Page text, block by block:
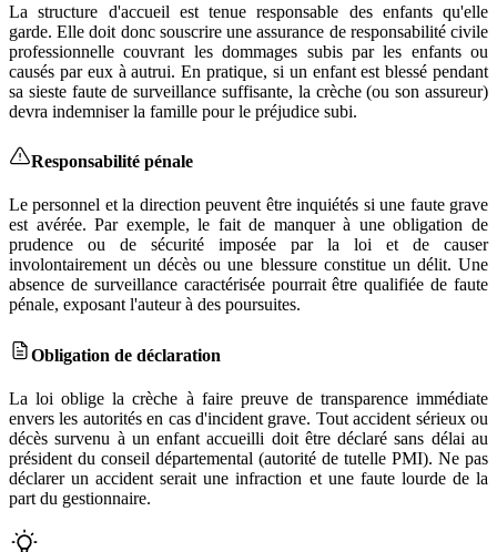
La structure d'accueil est tenue responsable des enfants qu'elle
garde. Elle doit donc souscrire une assurance de responsabilité civile
professionnelle couvrant les dommages subis par les enfants ou
causés par eux à autrui. En pratique, si un enfant est blessé pendant
sa sieste faute de surveillance suffisante, la crèche (ou son assureur)
devra indemniser la famille pour le préjudice subi.
Responsabilité pénale
Le personnel et la direction peuvent être inquiétés si une faute grave
est avérée. Par exemple, le fait de manquer à une obligation de
prudence ou de sécurité imposée par la loi et de causer
involontairement un décès ou une blessure constitue un délit. Une
absence de surveillance caractérisée pourrait être qualifiée de faute
pénale, exposant l'auteur à des poursuites.
Obligation de déclaration
La loi oblige la crèche à faire preuve de transparence immédiate
envers les autorités en cas d'incident grave. Tout accident sérieux ou
décès survenu à un enfant accueilli doit être déclaré sans délai au
président du conseil départemental (autorité de tutelle PMI). Ne pas
déclarer un accident serait une infraction et une faute lourde de la
part du gestionnaire.